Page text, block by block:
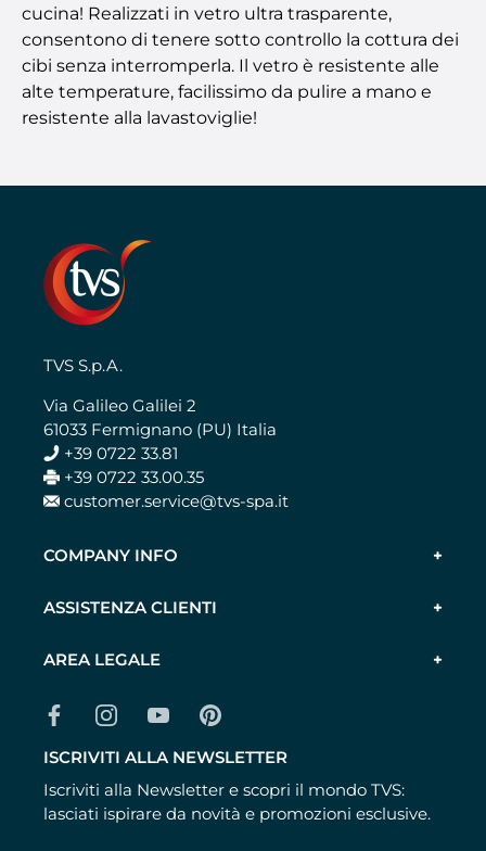
cucina! Realizzati in vetro ultra trasparente,
consentono di tenere sotto controllo la cottura dei
cibi senza interromperla. Il vetro è resistente alle
alte temperature, facilissimo da pulire a mano e
resistente alla lavastoviglie!
TVS S.p.A.
Via Galileo Galilei 2
61033 Fermignano (PU) Italia
+39 0722 33.81
+39 0722 33.00.35
customer.service@tvs-spa.it
COMPANY INFO
ASSISTENZA CLIENTI
AREA LEGALE
ISCRIVITI ALLA NEWSLETTER
Iscriviti alla Newsletter e scopri il mondo TVS:
lasciati ispirare da novità e promozioni esclusive.